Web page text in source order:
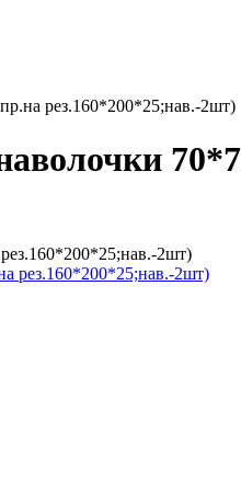
рез.160*200*25;нав.-2шт)
2шт)